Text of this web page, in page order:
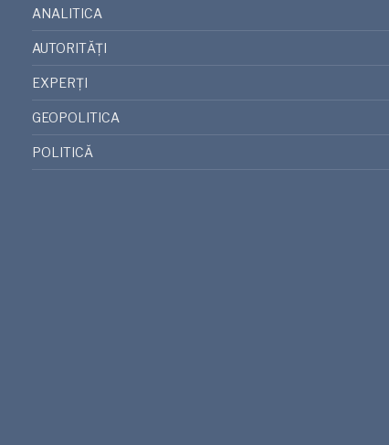
ANALITICA
AUTORITĂȚI
EXPERȚI
GEOPOLITICA
POLITICĂ